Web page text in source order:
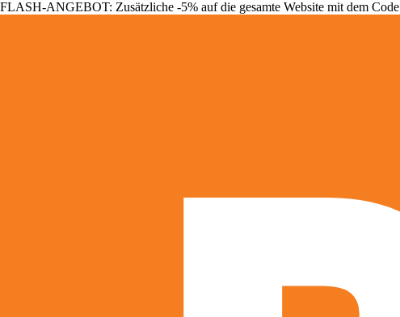
FLASH-ANGEBOT: Zusätzliche -5% auf die gesamte Website mit dem Code